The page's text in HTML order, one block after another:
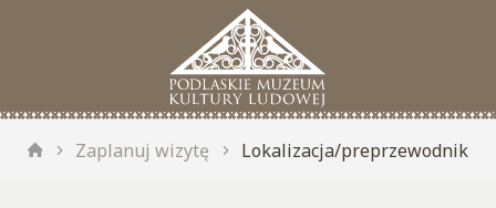
Zaplanuj wizytę Lokalizacja/preprzewodnik